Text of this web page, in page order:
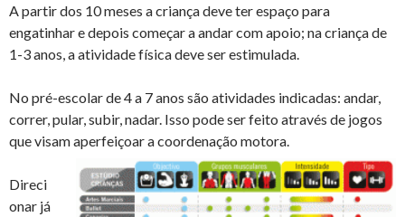
A partir dos 10 meses a criança deve ter espaço para
engatinhar e depois começar a andar com apoio; na criança de
1-3 anos, a atividade física deve ser estimulada.
No pré-escolar de 4 a 7 anos são atividades indicadas: andar,
correr, pular, subir, nadar. Isso pode ser feito através de jogos
que visam aperfeiçoar a coordenação motora.
Direci
onar já